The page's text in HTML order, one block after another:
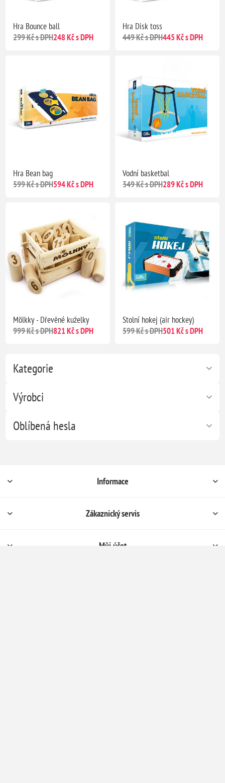
Kategorie
Výrobci
Oblíbená hesla
Hra Bounce ball
299 Kč s DPH248 Kč s DPH
Hra Disk toss
449 Kč s DPH445 Kč s DPH
Hra Bean bag
599 Kč s DPH594 Kč s DPH
Vodní basketbal
349 Kč s DPH289 Kč s DPH
Mölkky - Dřevěné kuželky
999 Kč s DPH821 Kč s DPH
Stolní hokej (air hockey)
599 Kč s DPH501 Kč s DPH
Informace
Zákaznický servis
Můj účet